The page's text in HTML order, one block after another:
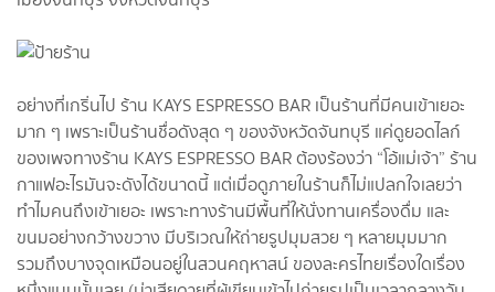
อย่างที่เกริ่นไป ร้าน KAYS ESPRESSO BAR เป็นร้านที่มีคนเข้าเยอะ
มาก ๆ เพราะเป็นร้านชื่อดังสุด ๆ ของจังหวัดจันทบุรี แค่ดูยอดไลก์
ของเพจทางร้าน KAYS ESPRESSO BAR ต้องร้องว่า “โอ้แม่เจ้า” ร้าน
กาแฟอะไรมันจะดังได้ขนาดนี้ แต่เมื่อดูภายในร้านก็ไม่แปลกใจเลยว่า
ทำไมคนถึงเข้าเยอะ เพราะทางร้านมีพื้นที่ให้นั่งทานเครื่องดื่ม และ
ขนมอย่างกว้างขวาง มีบริเวณให้ถ่ายรูปมุมสวย ๆ หลายมุมมาก
รวมถึงบางจุดเหมือนอยู่ในสวนคฤหาสน์ ของละครไทยเรื่องใดเรื่อง